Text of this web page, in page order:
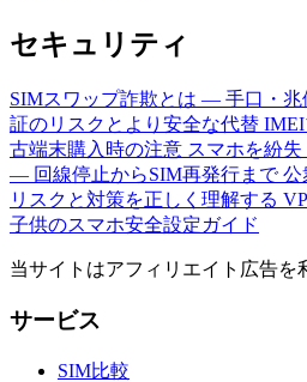
セキュリティ
SIMスワップ詐欺とは — 手口・兆
証のリスクとより安全な代替
古端末購入時の注意 スマホを紛
— 回線停止からSIM再発行まで公
リスクと対策を正しく理解する
子供のスマホ安全設定ガイド
当サイトはアフィリエイト広告を
サービス
SIM比較